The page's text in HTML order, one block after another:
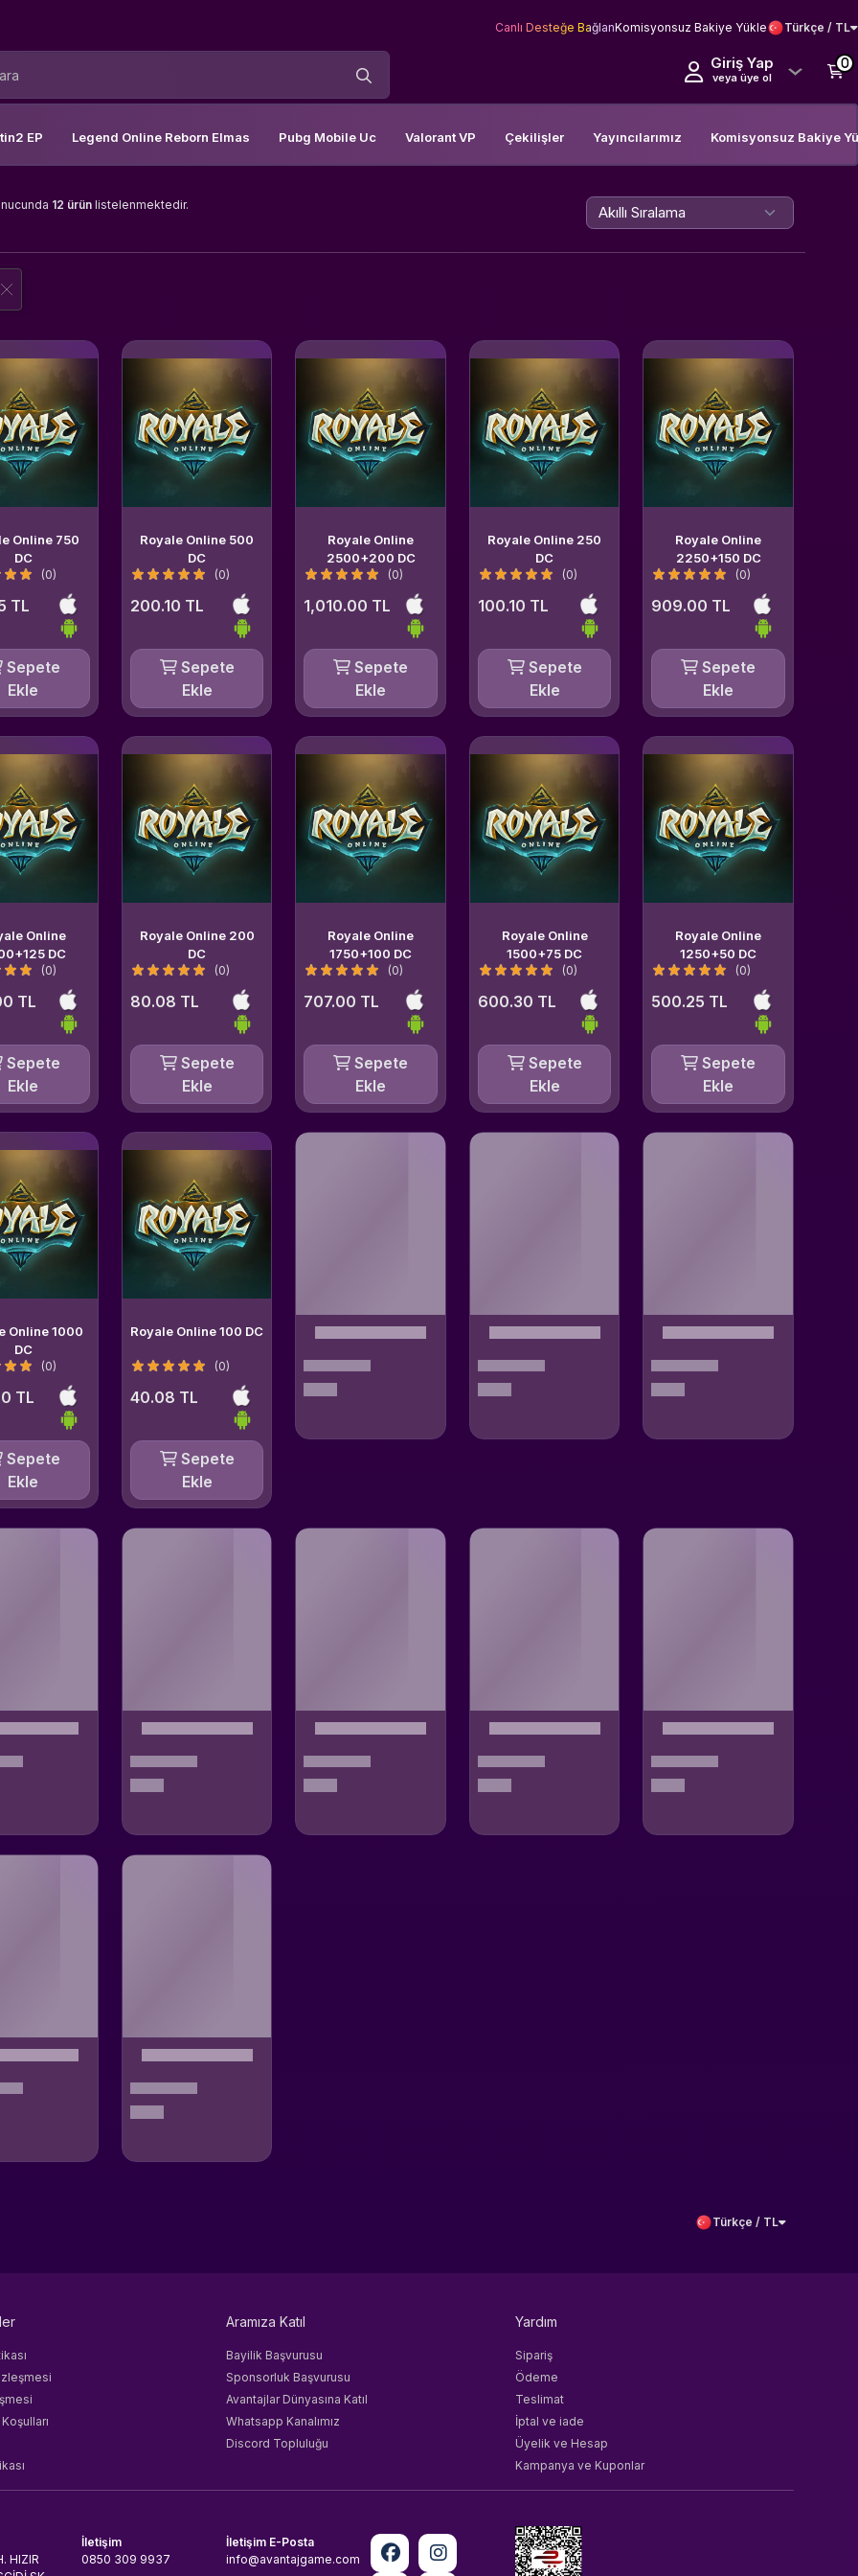
Canlı Desteğe BağlanKomisyonsuz Bakiye Yükle Türkçe / TL
Giriş Yap
veya üye ol
0
EP Legend Online Reborn Elmas Pubg Mobile Uc Valorant VP Çekilişler Yayıncılarımız Komisyonsuz Bakiye
12 ürünlistelenmektedir.
Online 750
DC
(0)
TL
Sepete
Ekle
Royale Online 500
DC
(0)
200.10 TL
Sepete
Ekle
Royale Online
2500+200 DC
(0)
1,010.00 TL
Sepete
Ekle
Royale Online 250
DC
(0)
100.10 TL
Sepete
Ekle
Royale Online
2250+150 DC
(0)
909.00 TL
Sepete
Ekle
Online
DC
(0)
TL
Sepete
Ekle
Royale Online 200
DC
(0)
80.08 TL
Sepete
Ekle
Royale Online
1750+100 DC
(0)
707.00 TL
Sepete
Ekle
Royale Online
1500+75 DC
(0)
600.30 TL
Sepete
Ekle
Royale Online
1250+50 DC
(0)
500.25 TL
Sepete
Ekle
Online 1000
DC
(0)
TL
Sepete
Ekle
Royale Online 100 DC
(0)
40.08 TL
Sepete
Ekle
Türkçe / TL
Aramıza Katıl
Bayilik Başvurusu
Sponsorluk Başvurusu
Avantajlar Dünyasına Katıl
Whatsapp Kanalımız
Discord Topluluğu
Yardım
Sipariş
Ödeme
Teslimat
İptal ve iade
Üyelik ve Hesap
Kampanya ve Kuponlar
HIZIR
İletişim
0850 309 9937
İletişim E-Posta
info@avantajgame.com